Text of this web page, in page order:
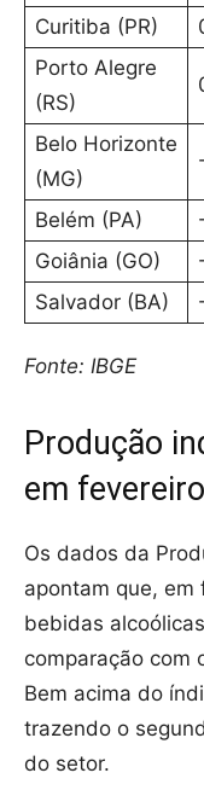
Curitiba (PR)
Porto Alegre
(RS)
Belo Horizonte
(MG)
Belém (PA)
Goiânia (GO)
Salvador (BA)
Fonte: IBGE
Produção
em fevereiro
Os dados da
apontam que, em
bebidas
comparação com
Bem acima do
trazendo o
do setor.